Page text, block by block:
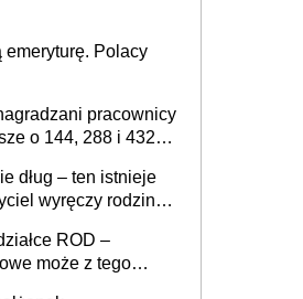
emeryturę. Polacy
pracownicy
o 144, 288 i 432
dług – ten istnieje
wyręczy rodzinę
ROD –
może z tego